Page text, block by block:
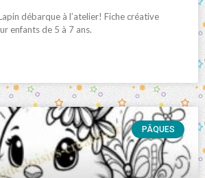
débarque à l’atelier! Fiche créative
enfants de 5 à 7 ans.
PÂQUES